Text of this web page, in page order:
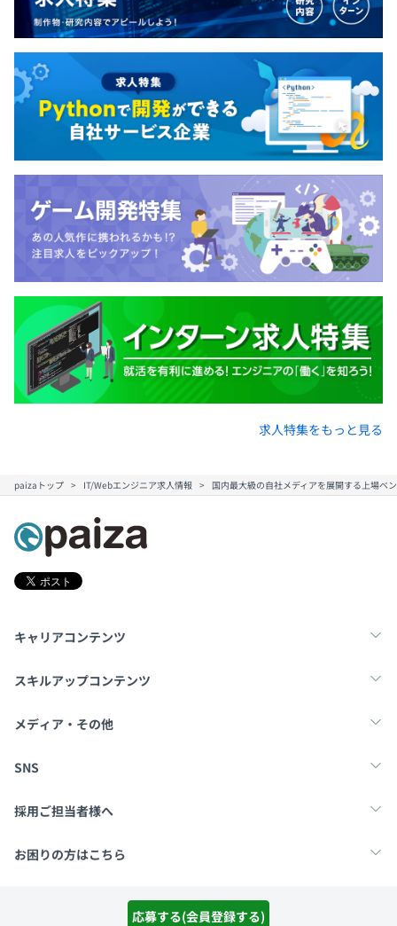
【開発環境】
■開発用PC
・MacBookPro or Windowsから選択可能
・27インチ外部ディスプレイ
・IDE(IntelliJ IDEA / phpstorm）を会社支給
■開発環境
・OS：CentOS
・バックエンド：PHP,GO,Java等
・フレームワーク：
Silex,Laravel,ZendFramework,SpringBoot他
JavaScript,Angular,React,Vue.js,jQuery
・テンプレートエンジン：TWIG,Blade等
・インフラ：AWS(EC2/RDS/Lambda/S3他)、オンプレミ
■その他
・バージョン管理： GitHub Enterprise,svn
Teams
・CIツール：Jenkins
※プロダクトに合わせて環境も変えるため、上記に記載し
ます。
エンジニアは、段階を経てテストから設計等の上流工程ま
で担当していただく形となるので、必然的にフルスタック
エンジニアやプロジェクトマネージャーを目指していただ
けます。
エンジニアは全体で56名で構成されています。
フロントエンジニア、バックエンドエンジニア、インフラ
新卒で募集しているのはバックエンドエンジニアです。
応募する(会員登録する)
求人特集をもっと見る
paizaトップ IT/Webエンジニア求人情報 国内最大級の自社メディアを展開する上場ベ
キャリアコンテンツ
転職・キャリア
スキルアップコンテンツ
学習
メディア・その他
Tech Team Journal
SNS
X
採用ご担当者様へ
採用・教育をお考えの企業様へ
お困りの方はこちら
利用規約プライバシーポリシーCookieポリシー